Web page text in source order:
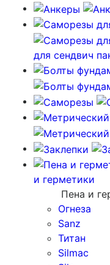
для сендвич
и герметики
Пена и
Огнеза
Sanz
Титан
Silmac